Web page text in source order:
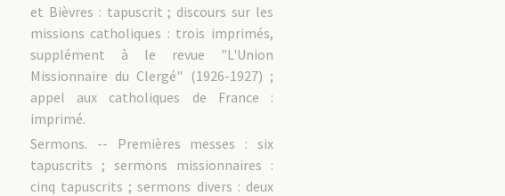
et Bièvres : tapuscrit ; discours sur les
missions catholiques : trois imprimés,
supplément à le revue "L'Union
Missionnaire du Clergé" (1926-1927) ;
appel aux catholiques de France :
imprimé.
Sermons. -- Premières messes : six
tapuscrits ; sermons missionnaires :
cinq tapuscrits ; sermons divers : deux